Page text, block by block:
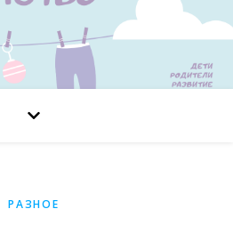
РАЗНОЕ